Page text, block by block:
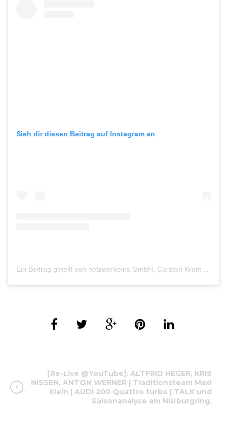
Sieh dir diesen Beitrag auf Instagram an
Ein Beitrag geteilt von netzwerkeins GmbH, Carsten Krome (@werk1.sportscars)
[Re-Live @YouTube]: ALTFRID HEGER, KRIS
NISSEN, ANTON WERNER | Traditionsteam Maxi
Klein | AUDI 200 Quattro turbo | TALK und
Saisonanalyse am Nürburgring.